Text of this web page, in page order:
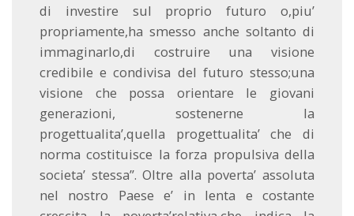
di investire sul proprio futuro o,piu’
propriamente,ha smesso anche soltanto di
immaginarlo,di costruire una visione
credibile e condivisa del futuro stesso;una
visione che possa orientare le giovani
generazioni, sostenerne la
progettualita’,quella progettualita’ che di
norma costituisce la forza propulsiva della
societa’ stessa”. Oltre alla poverta’ assoluta
nel nostro Paese e’ in lenta e costante